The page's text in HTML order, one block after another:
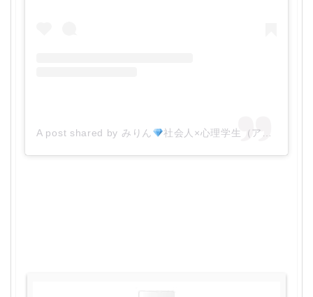
A post shared by みりん 社会人×心理学生（アラサー） (@mirin_biyou)